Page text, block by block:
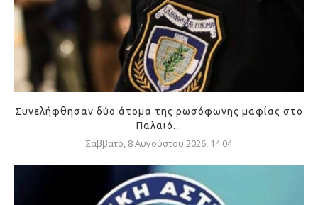
Συνελήφθησαν δύο άτομα της ρωσόφωνης μαφίας στο
Παλαιό...
Σάββατο, 8 Αυγούστου 2026, 14:04